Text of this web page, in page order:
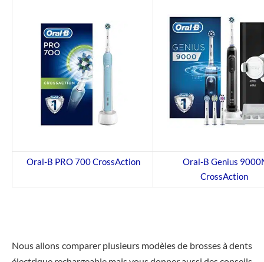
Oral-B PRO 700 CrossAction
Oral-B Genius
CrossAction
Nous allons comparer plusieurs modèles de brosses à dents